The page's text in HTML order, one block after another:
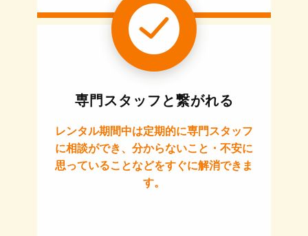
専門スタッフと繋がれる
レンタル期間中は定期的に専門スタッフ
に相談ができ、分からないこと・不安に
思っていることなどをすぐに解消できま
す。